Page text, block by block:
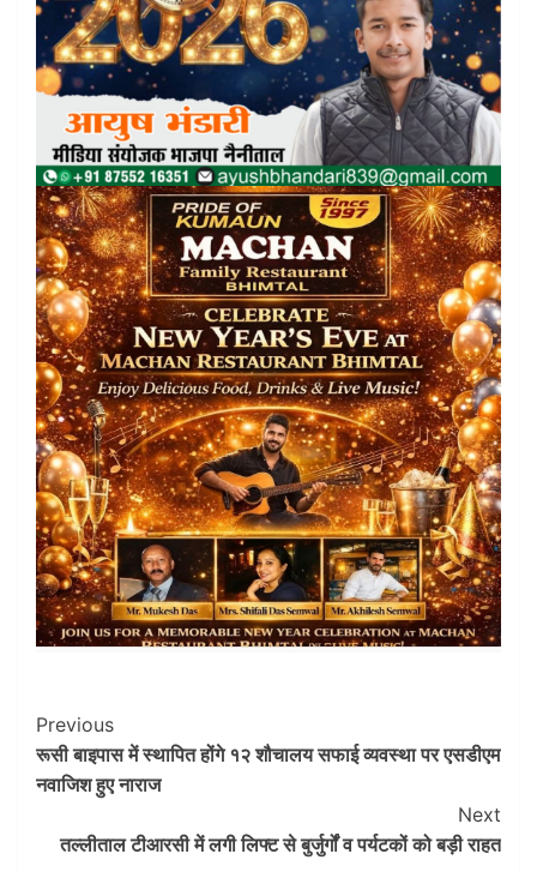
Post
Navigation
Previous
रूसी बाइपास में स्थापित होंगे १२ शौचालय सफाई व्यवस्था पर एसडीएम
नवाजिश हुए नाराज
Next
तल्लीताल टीआरसी में लगी लिफ्ट से बुर्जुर्गों व पर्यटकों को बड़ी राहत